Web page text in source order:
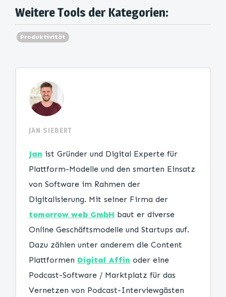
Weitere Tools der Kategorien:
Produktivität
JAN SIEBERT
Jan ist Gründer und Digital Experte für
Plattform-Modelle und den smarten Einsatz
von Software im Rahmen der
Digitalisierung. Mit seiner Firma der
tomorrow web GmbH baut er diverse
Online Geschäftsmodelle und Startups auf.
Dazu zählen unter anderem die Content
Plattformen Digital Affin oder eine
Podcast-Software / Marktplatz für das
Vernetzen von Podcast-Interviewgästen